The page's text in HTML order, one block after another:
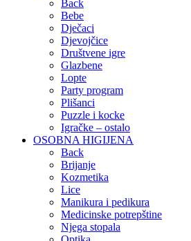
Back
Bebe
Dječaci
Djevojčice
Društvene igre
Glazbene
Lopte
Party program
Plišanci
Puzzle i kocke
Igračke – ostalo
OSOBNA HIGIJENA
Back
Brijanje
Kozmetika
Lice
Manikura i pedikura
Medicinske potrepštine
Njega stopala